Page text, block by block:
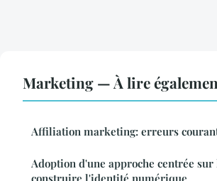
Marketing — À lire
Affiliation marketing: erreurs
Adoption d'une approche centrée